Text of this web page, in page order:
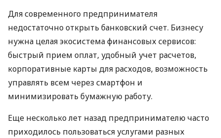
Для современного предпринимателя
недостаточно открыть банковский счет. Бизнесу
нужна целая экосистема финансовых сервисов:
быстрый прием оплат, удобный учет расчетов,
корпоративные карты для расходов, возможность
управлять всем через смартфон и
минимизировать бумажную работу.
Еще несколько лет назад предпринимателю часто
приходилось пользоваться услугами разных